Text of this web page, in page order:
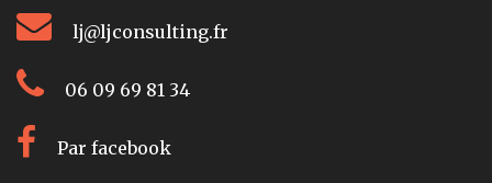
lj@ljconsulting.fr
06 09 69 81 34
Par facebook